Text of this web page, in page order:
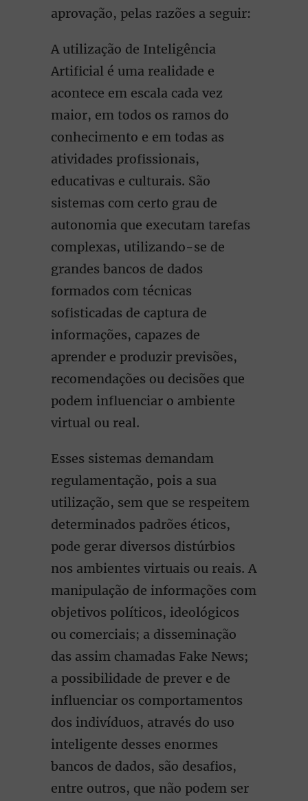
aprovação, pelas razões a seguir:
A utilização de Inteligência
Artificial é uma realidade e
acontece em escala cada vez
maior, em todos os ramos do
conhecimento e em todas as
atividades profissionais,
educativas e culturais. São
sistemas com certo grau de
autonomia que executam tarefas
complexas, utilizando-se de
grandes bancos de dados
formados com técnicas
sofisticadas de captura de
informações, capazes de
aprender e produzir previsões,
recomendações ou decisões que
podem influenciar o ambiente
virtual ou real.
Esses sistemas demandam
regulamentação, pois a sua
utilização, sem que se respeitem
determinados padrões éticos,
pode gerar diversos distúrbios
nos ambientes virtuais ou reais. A
manipulação de informações com
objetivos políticos, ideológicos
ou comerciais; a disseminação
das assim chamadas Fake News;
a possibilidade de prever e de
influenciar os comportamentos
dos indivíduos, através do uso
inteligente desses enormes
bancos de dados, são desafios,
entre outros, que não podem ser